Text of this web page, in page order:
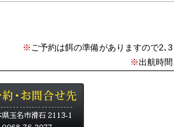
※ ご予約は餌の準備がありますので2､
※出航時